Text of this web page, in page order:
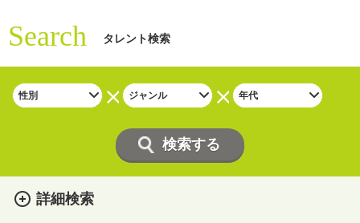
Search タレント検索
詳細検索